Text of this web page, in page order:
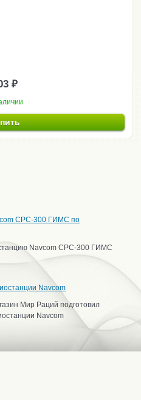
₽
CPC-300 ГИМС по
Navcom CPC-300 ГИМС
Navcom
Мир Раций подготовил
Navcom